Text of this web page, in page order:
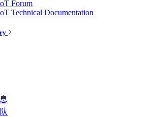
Forum
Technical Documentation